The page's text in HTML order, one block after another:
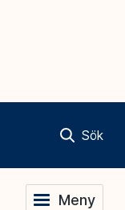
Sök
Meny